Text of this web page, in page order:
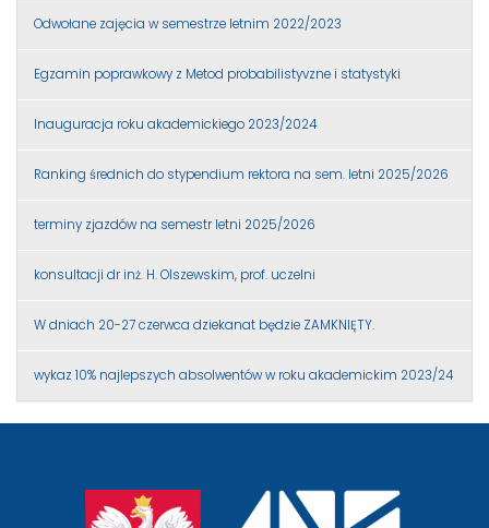
Odwołane zajęcia w semestrze letnim 2022/2023
Egzamin poprawkowy z Metod probabilistyvzne i statystyki
Inauguracja roku akademickiego 2023/2024
Ranking średnich do stypendium rektora na sem. letni 2025/2026
terminy zjazdów na semestr letni 2025/2026
konsultacji dr inż. H. Olszewskim, prof. uczelni
W dniach 20-27 czerwca dziekanat będzie ZAMKNIĘTY.
wykaz 10% najlepszych absolwentów w roku akademickim 2023/24